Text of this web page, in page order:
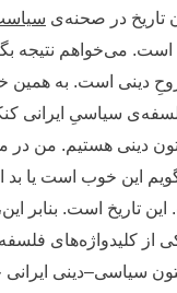
تاریخ در صحنه‌ی
است. می‌خواهم نتیجه
دینی است. به همین
سیاسیِ ایرانی
دینی هستیم. من در
این خوب است یا
. این تاریخ است. بنابر
از کلیدواژه‌های
سیاسی–دینی